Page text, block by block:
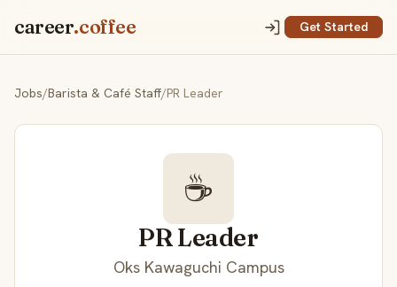
career.coffee Get Started
Jobs/Barista & Café Staff/PR Leader
☕
PR Leader
Oks Kawaguchi Campus